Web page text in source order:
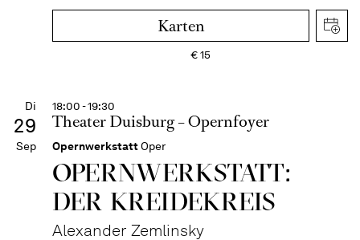
Karten
€15
Di
29
Sep
18:00 - 19:30
Theater Duisburg – Opernfoyer
OpernwerkstattOper
OPERNWERKSTATT:
DER KREIDEKREIS
Alexander Zemlinsky